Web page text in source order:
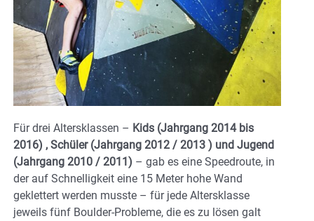
Für drei Altersklassen – Kids (Jahrgang 2014 bis
2016) , Schüler (Jahrgang 2012 / 2013 ) und Jugend
(Jahrgang 2010 / 2011) – gab es eine Speedroute, in
der auf Schnelligkeit eine 15 Meter hohe Wand
geklettert werden musste – für jede Altersklasse
jeweils fünf Boulder-Probleme, die es zu lösen galt